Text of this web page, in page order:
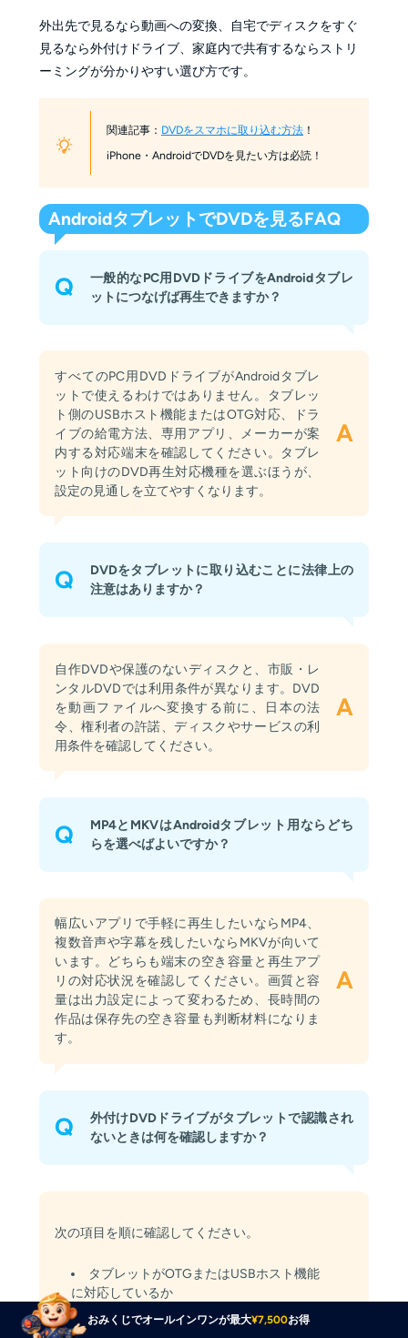
外出先で見るなら動画への変換、自宅でディスクをすぐ
見るなら外付けドライブ、家庭内で共有するならストリ
ーミングが分かりやすい選び方です。
関連記事： DVDをスマホに取り込む方法 ！
iPhone・AndroidでDVDを見たい方は必読！
AndroidタブレットでDVDを見るFAQ
Q
一般的なPC用DVDドライブをAndroidタブレ
ットにつなげば再生できますか？
すべてのPC用DVDドライブがAndroidタブレ
ットで使えるわけではありません。タブレッ
ト側のUSBホスト機能またはOTG対応、ドラ
イブの給電方法、専用アプリ、メーカーが案
内する対応端末を確認してください。タブレ
ット向けのDVD再生対応機種を選ぶほうが、
設定の見通しを立てやすくなります。
A
Q
DVDをタブレットに取り込むことに法律上の
注意はありますか？
自作DVDや保護のないディスクと、市販・レ
ンタルDVDでは利用条件が異なります。DVD
を動画ファイルへ変換する前に、日本の法
令、権利者の許諾、ディスクやサービスの利
用条件を確認してください。
A
Q
MP4とMKVはAndroidタブレット用ならどち
らを選べばよいですか？
幅広いアプリで手軽に再生したいならMP4、
複数音声や字幕を残したいならMKVが向いて
います。どちらも端末の空き容量と再生アプ
リの対応状況を確認してください。画質と容
量は出力設定によって変わるため、長時間の
作品は保存先の空き容量も判断材料になりま
す。
A
Q
外付けDVDドライブがタブレットで認識され
ないときは何を確認しますか？
次の項目を順に確認してください。
タブレットがOTGまたはUSBホスト機能
に対応しているか
ケーブルの規格と端子が機器に合ってい
おみくじでオールインワンが最大¥7,500お得